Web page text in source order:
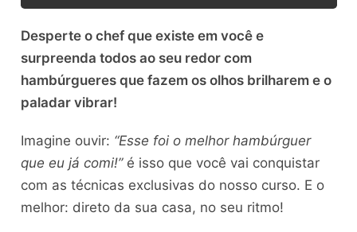
Desperte o chef que existe em você e
surpreenda todos ao seu redor com
hambúrgueres que fazem os olhos brilharem e o
paladar vibrar!
Imagine ouvir: “Esse foi o melhor hambúrguer
que eu já comi!” é isso que você vai conquistar
com as técnicas exclusivas do nosso curso. E o
melhor: direto da sua casa, no seu ritmo!